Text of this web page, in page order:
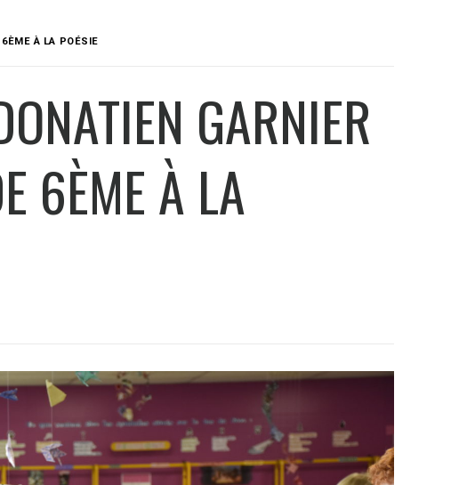
À LA POÉSIE
GARNIER
6ÈME À LA